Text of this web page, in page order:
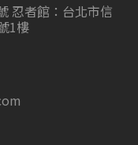
忍者館：台北市信
1樓